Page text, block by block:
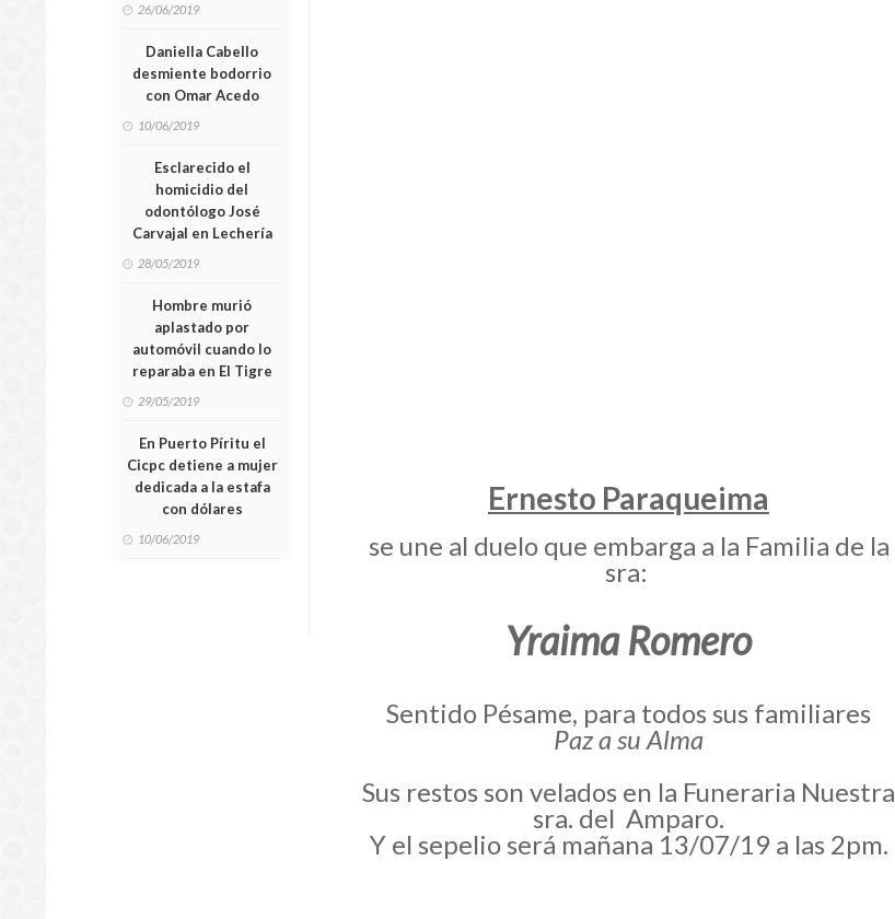
26/06/2019
Daniella Cabello
desmiente bodorrio
con Omar Acedo
10/06/2019
Esclarecido el
homicidio del
odontólogo José
Carvajal en Lechería
28/05/2019
Hombre murió
aplastado por
automóvil cuando lo
reparaba en El Tigre
29/05/2019
En Puerto Píritu el
Cicpc detiene a mujer
dedicada a la estafa
con dólares
10/06/2019
Ernesto Paraqueima
se une al duelo que embarga a la Familia de la
sra:
Yraima Romero
Sentido Pésame, para todos sus familiares
Paz a su Alma
Sus restos son velados en la Funeraria Nuestra
sra. del Amparo.
Y el sepelio será mañana 13/07/19 a las 2pm.